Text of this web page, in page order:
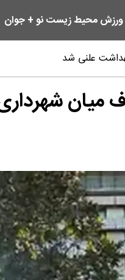
ورزشمحیط زیستنو + جوان
علنی شد
میان